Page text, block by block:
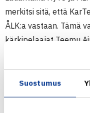
Suostumus
merkitsi sitä, että
ÅLK:a vastaan. Tämä
kärkipelaajat Teemu
voittivat omat
nelinpeli näin ollen
Valkeakoskella pelasi
divisioonalohkonsa